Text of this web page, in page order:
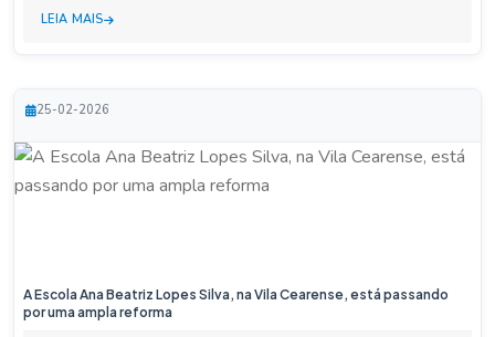
LEIA MAIS
25-02-2026
A Escola Ana Beatriz Lopes Silva, na Vila Cearense, está passando
por uma ampla reforma